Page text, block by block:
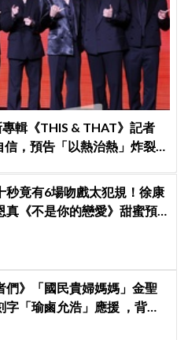
輯《THIS & THAT》記者
，預告「以熱治熱」炸裂夏
秒竟有6場吻戲太犯規！徐康
真《不是你的戀愛》甜蜜預
們》「國民貴婦媽媽」金聖
字「瑜鹵允浩」應援 ，背後